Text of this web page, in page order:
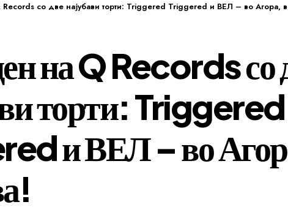
со две најубави торти: Triggered Triggered и ВЕЛ – во Агора,
на Q Records со
торти: Triggered
и ВЕЛ – во